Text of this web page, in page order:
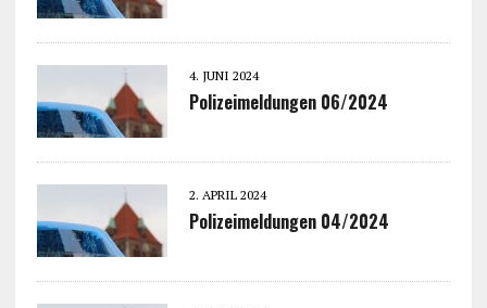
4. JUNI 2024
Polizeimeldungen 06/2024
2. APRIL 2024
Polizeimeldungen 04/2024